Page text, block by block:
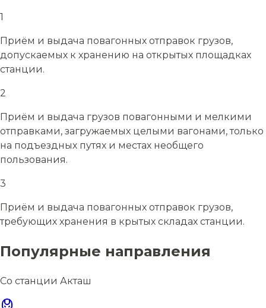
1
Приём и выдача повагонных отправок грузов,
допускаемых к хранению на открытых площадках
станции.
2
Приём и выдача грузов повагонными и мелкими
отправками, загружаемых целыми вагонами, только
на подъездных путях и местах необщего
пользования.
3
Приём и выдача повагонных отправок грузов,
требующих хранения в крытых складах станции.
Популярные направления
Со станции Акташ